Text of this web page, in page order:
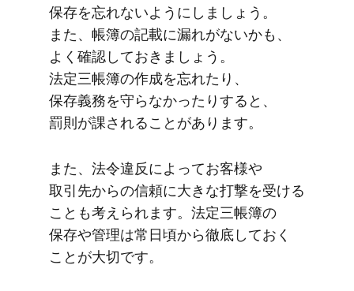
保存を​忘れないようにしましょう。​
また、​帳簿の​記載に​漏れが​ないかも、​
よく​確認して​おきましょう。​
法定三帳簿の​作成を​忘れたり、​
保存義務を​守らなかったりすると、​
罰則が​課される​ことがあります。
また、​法令違反に​よってお客様や​
取引先からの​信頼に​大きな​打撃を​受ける​
ことも​考えられます。​法定三帳簿の​
保存や​管理は​常日頃から​徹底しておく​
ことが​大切です。